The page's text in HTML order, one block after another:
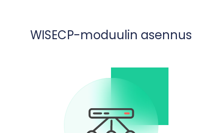
WISECP-moduulin asennus